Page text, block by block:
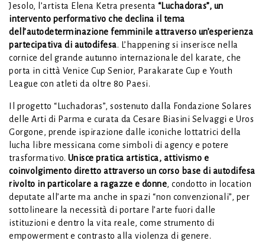
Jesolo, l’artista Elena Ketra presenta “Luchadoras”, un
intervento performativo che declina il tema
dell’autodeterminazione femminile attraverso un’esperienza
partecipativa di autodifesa. L’happening si inserisce nella
cornice del grande autunno internazionale del karate, che
porta in città Venice Cup Senior, Parakarate Cup e Youth
League con atleti da oltre 80 Paesi.
Il progetto “Luchadoras”, sostenuto dalla Fondazione Solares
delle Arti di Parma e curata da Cesare Biasini Selvaggi e Uros
Gorgone, prende ispirazione dalle iconiche lottatrici della
lucha libre messicana come simboli di agency e potere
trasformativo. Unisce pratica artistica, attivismo e
coinvolgimento diretto attraverso un corso base di autodifesa
rivolto in particolare a ragazze e donne, condotto in location
deputate all’arte ma anche in spazi “non convenzionali”, per
sottolineare la necessità di portare l’arte fuori dalle
istituzioni e dentro la vita reale, come strumento di
empowerment e contrasto alla violenza di genere.